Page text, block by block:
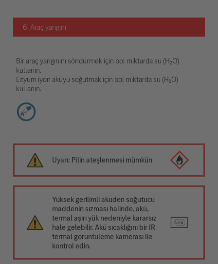
6. Araç yangını
Bir araç yangınını söndürmek için bol miktarda su (H₂O)
kullanın.
Lityum iyon aküyü soğutmak için bol miktarda su (H₂O)
kullanın.
Uyarı: Pilin ateşlenmesi mümkün
Yüksek gerilimli aküden soğutucu
maddenin sızması halinde, akü,
termal aşırı yük nedeniyle kararsız
hale gelebilir. Akü sıcaklığını bir IR
termal görüntüleme kamerası ile
kontrol edin.